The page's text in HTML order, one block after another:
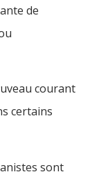
de
courant
certains
sont